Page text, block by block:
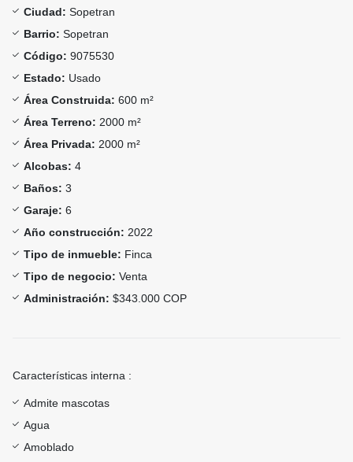
Ciudad: Sopetran
Barrio: Sopetran
Código: 9075530
Estado: Usado
Área Construida: 600 m²
Área Terreno: 2000 m²
Área Privada: 2000 m²
Alcobas: 4
Baños: 3
Garaje: 6
Año construcción: 2022
Tipo de inmueble: Finca
Tipo de negocio: Venta
Administración: $343.000 COP
Características interna :
Admite mascotas
Agua
Amoblado